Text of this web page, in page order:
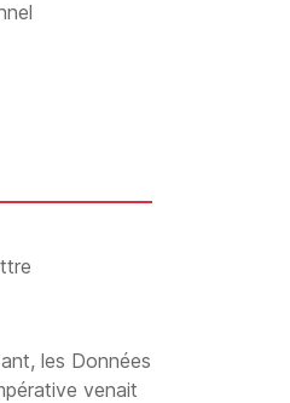
les Données
venait